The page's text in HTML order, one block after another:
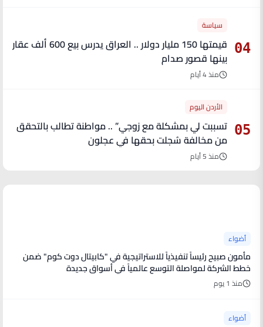
04
سياسة
قيمتها 150 مليار دولار .. العراق يدرس بيع 600 ألف عقار
بينها قصور صدام
منذ 4 أيام
05
الأردن اليوم
تسببت لي بمشكلة مع زوجي” .. مواطنة تطالب بالتحقق
من مخالفة سُجلت بحقها في عجلون
منذ 5 أيام
أضواء
مأمون صبيح رئيساً تنفيذياً للاستراتيجية في "كابيتال دوت كوم" ضمن
خطط الشركة لمواصلة التوسع عالمياً في أسواق جديدة
منذ 1 يوم
أضواء